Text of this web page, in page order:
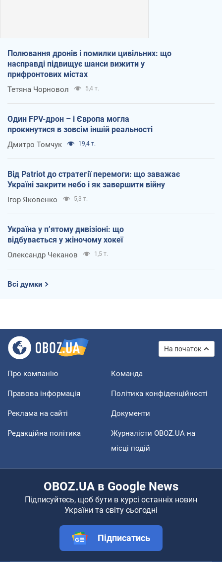
Полювання дронів і помилки цивільних: що
насправді підвищує шанси вижити у
прифронтових містах
Тетяна Чорновол 5,4 т.
Один FPV-дрон – і Європа могла
прокинутися в зовсім іншій реальності
Дмитро Томчук 19,4 т.
Від Patriot до стратегії перемоги: що заважає
Україні закрити небо і як завершити війну
Ігор Яковенко 5,3 т.
Україна у п’ятому дивізіоні: що
відбувається у жіночому хокеї
Олександр Чеканов 1,5 т.
Всі думки
На початок
Про компанію Команда
Правова інформація Політика конфіденційності
Реклама на сайті Документи
Редакційна політика
Журналісти OBOZ.UA на
місці подій
OBOZ.UA в Google News
Підписуйтесь, щоб бути в курсі останніх новин
України та світу сьогодні
Підписатись